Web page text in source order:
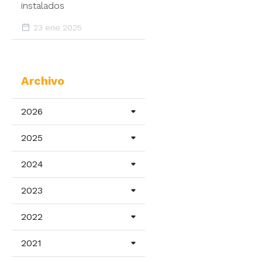
instalados
23 ene 2025
Archivo
2026
2025
2024
2023
2022
2021